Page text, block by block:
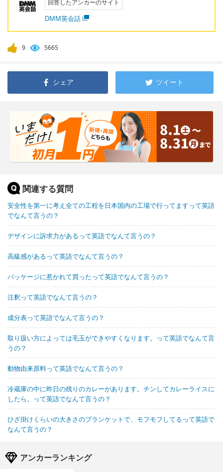
回答したアンカーのサイト
DMM英会話
9 5665
シェア ツイート
関連する質問
安全性を第一に考え全ての工程を日本国内の工場で行ってますって英語
でなんて言うの？
デザインに訴求力があるって英語でなんて言うの？
高級感があるって英語でなんて言うの？
パッケージに惹かれて買ったって英語でなんて言うの？
注釈って英語でなんて言うの？
成分表って英語でなんて言うの？
取り扱い方によっては毛玉ができやすくなります。って英語でなんて言
うの？
動物由来原料って英語でなんて言うの？
冷蔵庫の中に昨日の残りのカレーがあります。チンしてカレーライスに
したら。って英語でなんて言うの？
ひざ掛けくらいの大きさのブランケットで、モフモフしてるって英語で
なんて言うの？
アンカーランキング